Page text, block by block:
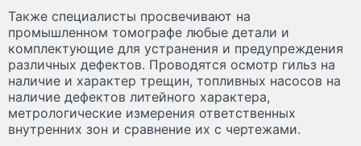
Также специалисты просвечивают на
промышленном томографе любые детали и
комплектующие для устранения и предупреждения
различных дефектов. Проводятся осмотр гильз на
наличие и характер трещин, топливных насосов на
наличие дефектов литейного характера,
метрологические измерения ответственных
внутренних зон и сравнение их с чертежами.